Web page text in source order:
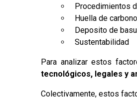
Procedimientos
Huella de carbono
Deposito de
Sustentabilidad
Para analizar estos
tecnológicos, legales y
Colectivamente, estos